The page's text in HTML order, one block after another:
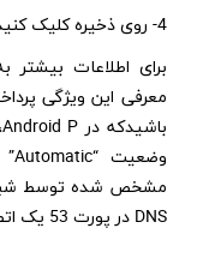
4- روی ذخیره کلیک کنید.
معرفی این ویژگی
مشخص شده توسط
DNS در پورت 53 یک اتصال TLS در پورت 853 ایجاد می‌کند.